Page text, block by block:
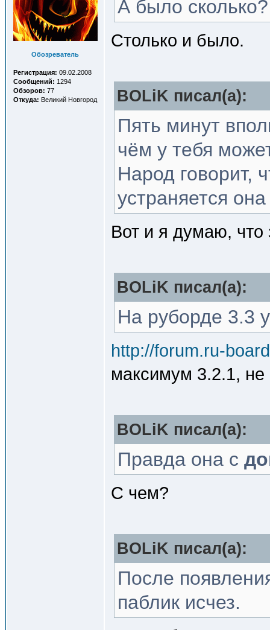
Обозреватель
Регистрация: 09.02.2008
Сообщений: 1294
Обзоров: 77
Откуда: Великий Новгород
А было сколько?
Столько и было.
BOLiK писал(a):
Пять минут
чём у тебя
Народ говорит,
устраняется
Вот и я думаю, что
BOLiK писал(a):
На руборде 3.3
http://forum.ru-
максимум 3.2.1,
BOLiK писал(a):
Правда она с
С чем?
BOLiK писал(a):
После
паблик исчез.